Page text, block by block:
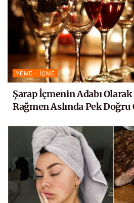
YEME - İÇME
Şarap İçmenin Adabı
Rağmen Aslında Pek